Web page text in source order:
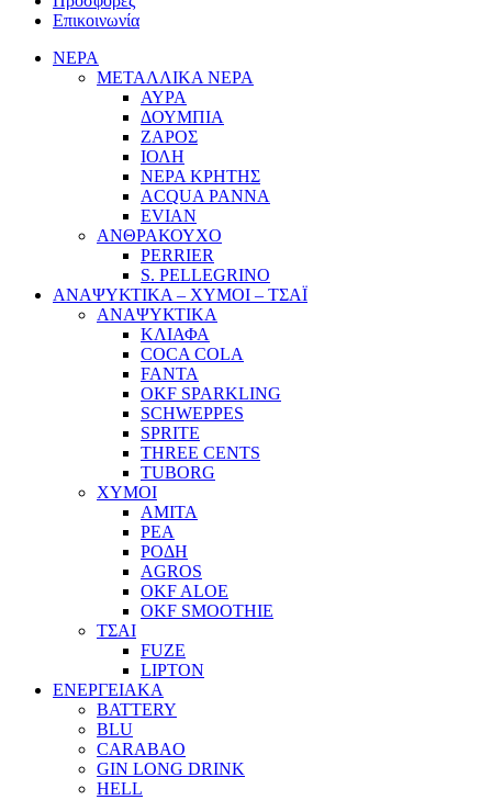
Επικοινωνία
ΝΕΡΑ
ΜΕΤΑΛΛΙΚΑ ΝΕΡΑ
ΑΥΡΑ
ΔΟΥΜΠΙΑ
ΖΑΡΟΣ
ΙΟΛΗ
ΝΕΡΑ ΚΡΗΤΗΣ
ACQUA PANNA
EVIAN
ΑΝΘΡΑΚΟΥΧΟ
PERRIER
S. PELLEGRINO
ΑΝΑΨΥΚΤΙΚΑ – ΧΥΜΟΙ – ΤΣΑΪ
ΑΝΑΨΥΚΤΙΚΑ
ΚΛΙΑΦΑ
COCA COLA
FANTA
OKF SPARKLING
SCHWEPPES
SPRITE
THREE CENTS
TUBORG
ΧΥΜΟΙ
ΑΜΙΤΑ
ΡΕΑ
ΡΟΔΗ
AGROS
OKF ALOE
OKF SMOOTHIE
ΤΣΑΙ
FUZE
LIPTON
ΕΝΕΡΓΕΙΑΚΑ
BATTERY
BLU
CARABAO
GIN LONG DRINK
HELL